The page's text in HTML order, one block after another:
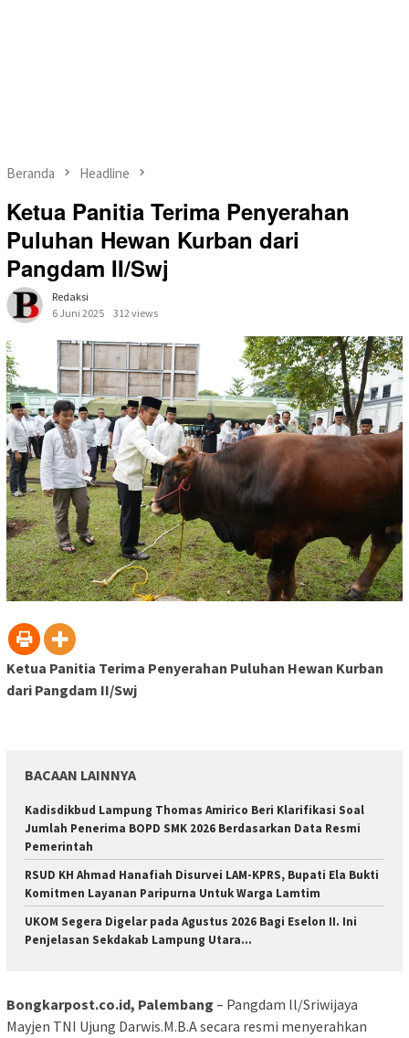
Beranda Headline
Ketua Panitia Terima Penyerahan
Puluhan Hewan Kurban dari
Pangdam II/Swj
Redaksi
6 Juni 2025
312 views
Ketua Panitia Terima Penyerahan Puluhan Hewan Kurban
dari Pangdam II/Swj
BACAAN LAINNYA
Kadisdikbud Lampung Thomas Amirico Beri Klarifikasi Soal
Jumlah Penerima BOPD SMK 2026 Berdasarkan Data Resmi
Pemerintah
RSUD KH Ahmad Hanafiah Disurvei LAM-KPRS, Bupati Ela Bukti
Komitmen Layanan Paripurna Untuk Warga Lamtim
UKOM Segera Digelar pada Agustus 2026 Bagi Eselon II. Ini
Penjelasan Sekdakab Lampung Utara…
Bongkarpost.co.id, Palembang – Pangdam ll/Sriwijaya
Mayjen TNI Ujung Darwis.M.B.A secara resmi menyerahkan